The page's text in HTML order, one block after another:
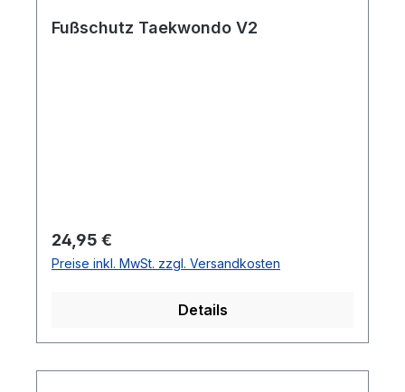
Fußschutz Taekwondo V2
Regulärer Preis:
24,95 €
Preise inkl. MwSt. zzgl. Versandkosten
Details